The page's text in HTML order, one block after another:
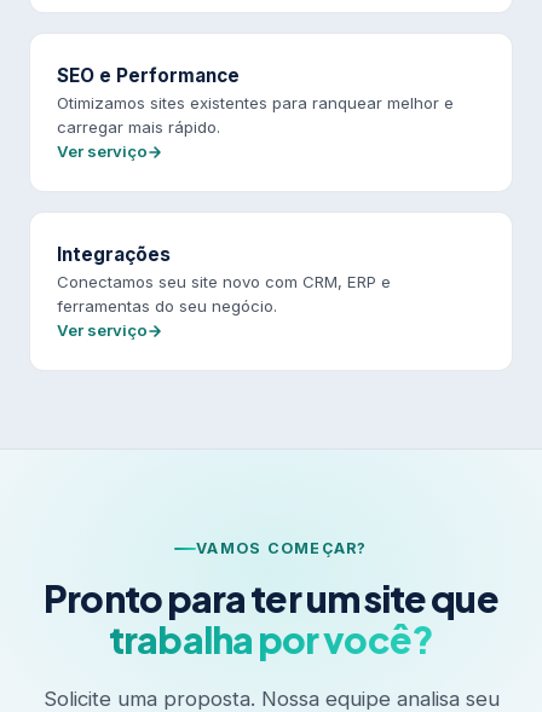
SEO e Performance
Otimizamos sites existentes para ranquear melhor e
carregar mais rápido.
Ver serviço
Integrações
Conectamos seu site novo com CRM, ERP e
ferramentas do seu negócio.
Ver serviço
VAMOS COMEÇAR?
Pronto para ter um site que
trabalha por você?
Solicite uma proposta. Nossa equipe analisa seu